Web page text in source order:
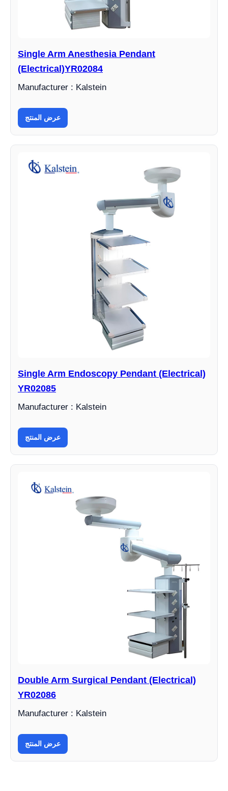
Single Arm Anesthesia Pendant
(Electrical)YR02084
Manufacturer : Kalstein
عرض المنتج
Single Arm Endoscopy Pendant (Electrical)
YR02085
Manufacturer : Kalstein
عرض المنتج
Double Arm Surgical Pendant (Electrical)
YR02086
Manufacturer : Kalstein
عرض المنتج